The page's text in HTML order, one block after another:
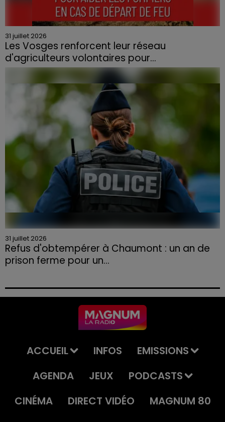
31 juillet 2026
Les Vosges renforcent leur réseau
d'agriculteurs volontaires pour...
Face à la sécheresse et aux risques de départs de feu,
la Chambre d'agriculture des Vosges a lancé un appel
aux agriculteurs volontaires pour venir en aide...
31 juillet 2026
Refus d'obtempérer à Chaumont : un an de
prison ferme pour un...
permis et la confiscation de son véhicule.
ACCUEIL INFOS
EMISSIONS
AGENDA
JEUX
PODCASTS
CINÉMA
DIRECT VIDÉO
MAGNUM 80